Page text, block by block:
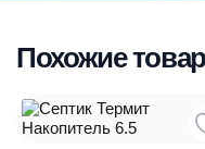
Похожие